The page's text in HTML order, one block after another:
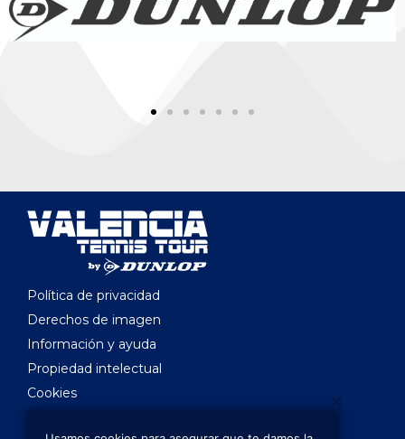
Política de privacidad
Derechos de imagen
Información y ayuda
Propiedad intelectual
Cookies